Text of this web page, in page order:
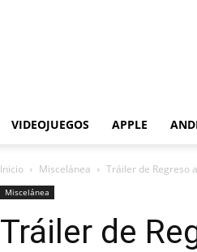
VIDEOJUEGOS APPLE
Inicio Miscelánea Tráiler de Regreso
Miscelánea
Tráiler de